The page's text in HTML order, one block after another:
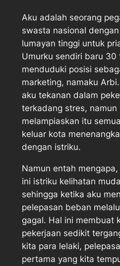
Aku adalah seorang
swasta nasional
lumayan tinggi untuk
Umurku sendiri baru 30
menduduki posisi
marketing, namaku
aku tekanan dalam
terkadang stres, namun
melampiaskan itu
keluar kota
dengan istriku.
Namun entah
ini istriku kelihatan
sehingga ketika aku
pelepasan beban
gagal. Hal ini membuat
pekerjaan sedikit
kita para lelaki,
pertama yang kita